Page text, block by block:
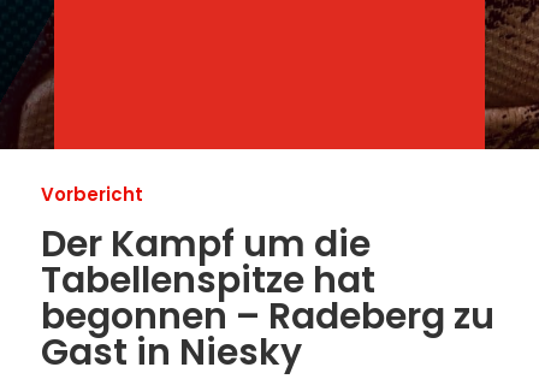
Vorbericht
Der Kampf um die
Tabellenspitze hat
begonnen – Radeberg zu
Gast in Niesky